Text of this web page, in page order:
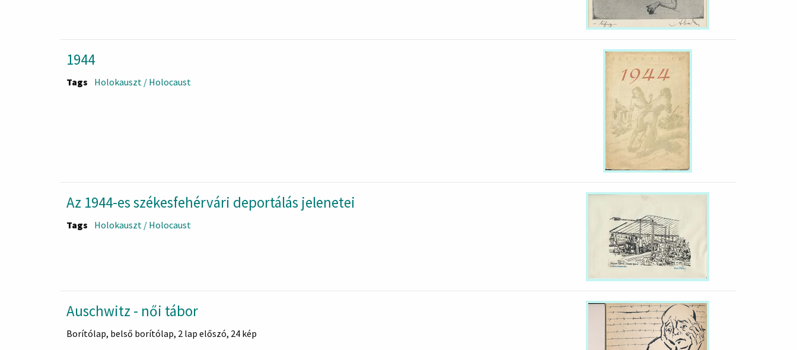
1944
Tags Holokauszt / Holocaust
Az 1944-es székesfehérvári deportálás jelenetei
Tags Holokauszt / Holocaust
Auschwitz - női tábor
Borítólap, belső borítólap, 2 lap előszó, 24 kép